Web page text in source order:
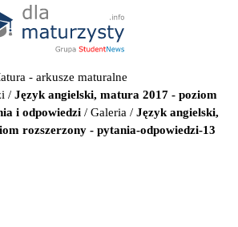
- arkusze maturalne
/ Język angielski, matura 2017 - poziom
i odpowiedzi/ Galeria / Język angielski,
rozszerzony - pytania-odpowiedzi-13